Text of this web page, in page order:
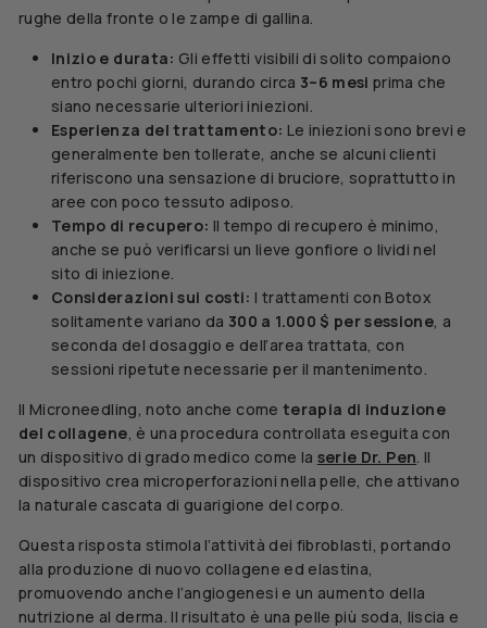
rughe della fronte o le zampe di gallina.
Inizio e durata: Gli effetti visibili di solito compaiono
entro pochi giorni, durando circa 3–6 mesi prima che
siano necessarie ulteriori iniezioni.
Esperienza del trattamento: Le iniezioni sono brevi e
generalmente ben tollerate, anche se alcuni clienti
riferiscono una sensazione di bruciore, soprattutto in
aree con poco tessuto adiposo.
Tempo di recupero: Il tempo di recupero è minimo,
anche se può verificarsi un lieve gonfiore o lividi nel
sito di iniezione.
Considerazioni sui costi: I trattamenti con Botox
solitamente variano da 300 a 1.000 $ per sessione, a
seconda del dosaggio e dell’area trattata, con
sessioni ripetute necessarie per il mantenimento.
Il Microneedling, noto anche come terapia di induzione
del collagene, è una procedura controllata eseguita con
un dispositivo di grado medico come la serie Dr. Pen. Il
dispositivo crea microperforazioni nella pelle, che attivano
la naturale cascata di guarigione del corpo.
Questa risposta stimola l’attività dei fibroblasti, portando
alla produzione di nuovo collagene ed elastina,
promuovendo anche l’angiogenesi e un aumento della
nutrizione al derma. Il risultato è una pelle più soda, liscia e